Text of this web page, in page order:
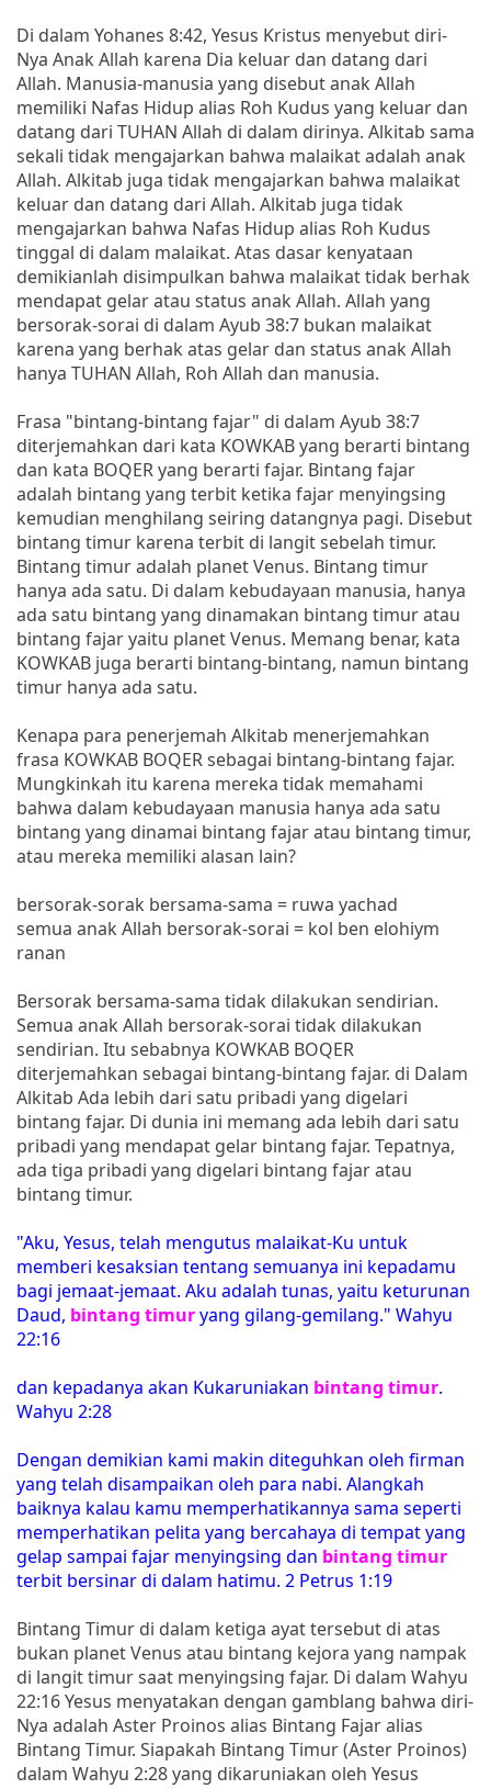
Di dalam Yohanes 8:42, Yesus Kristus menyebut diri-
Nya Anak Allah karena Dia keluar dan datang dari
Allah. Manusia-manusia yang disebut anak Allah
memiliki Nafas Hidup alias Roh Kudus yang keluar dan
datang dari TUHAN Allah di dalam dirinya. Alkitab sama
sekali tidak mengajarkan bahwa malaikat adalah anak
Allah. Alkitab juga tidak mengajarkan bahwa malaikat
keluar dan datang dari Allah. Alkitab juga tidak
mengajarkan bahwa Nafas Hidup alias Roh Kudus
tinggal di dalam malaikat. Atas dasar kenyataan
demikianlah disimpulkan bahwa malaikat tidak berhak
mendapat gelar atau status anak Allah. Allah yang
bersorak-sorai di dalam Ayub 38:7 bukan malaikat
karena yang berhak atas gelar dan status anak Allah
hanya TUHAN Allah, Roh Allah dan manusia.
Frasa "bintang-bintang fajar" di dalam Ayub 38:7
diterjemahkan dari kata KOWKAB yang berarti bintang
dan kata BOQER yang berarti fajar. Bintang fajar
adalah bintang yang terbit ketika fajar menyingsing
kemudian menghilang seiring datangnya pagi. Disebut
bintang timur karena terbit di langit sebelah timur.
Bintang timur adalah planet Venus. Bintang timur
hanya ada satu. Di dalam kebudayaan manusia, hanya
ada satu bintang yang dinamakan bintang timur atau
bintang fajar yaitu planet Venus. Memang benar, kata
KOWKAB juga berarti bintang-bintang, namun bintang
timur hanya ada satu.
Kenapa para penerjemah Alkitab menerjemahkan
frasa KOWKAB BOQER sebagai bintang-bintang fajar.
Mungkinkah itu karena mereka tidak memahami
bahwa dalam kebudayaan manusia hanya ada satu
bintang yang dinamai bintang fajar atau bintang timur,
atau mereka memiliki alasan lain?
bersorak-sorak bersama-sama = ruwa yachad
semua anak Allah bersorak-sorai = kol ben elohiym
ranan
Bersorak bersama-sama tidak dilakukan sendirian.
Semua anak Allah bersorak-sorai tidak dilakukan
sendirian. Itu sebabnya KOWKAB BOQER
diterjemahkan sebagai bintang-bintang fajar. di Dalam
Alkitab Ada lebih dari satu pribadi yang digelari
bintang fajar. Di dunia ini memang ada lebih dari satu
pribadi yang mendapat gelar bintang fajar. Tepatnya,
ada tiga pribadi yang digelari bintang fajar atau
bintang timur.
"Aku, Yesus, telah mengutus malaikat-Ku untuk
memberi kesaksian tentang semuanya ini kepadamu
bagi jemaat-jemaat. Aku adalah tunas, yaitu keturunan
Daud, bintang timuryang gilang-gemilang." Wahyu
22:16
dan kepadanya akan Kukaruniakan bintang timur.
Wahyu 2:28
Dengan demikian kami makin diteguhkan oleh firman
yang telah disampaikan oleh para nabi. Alangkah
baiknya kalau kamu memperhatikannya sama seperti
memperhatikan pelita yang bercahaya di tempat yang
gelap sampai fajar menyingsing dan bintang timur
terbit bersinar di dalam hatimu. 2 Petrus 1:19
Bintang Timur di dalam ketiga ayat tersebut di atas
bukan planet Venus atau bintang kejora yang nampak
di langit timur saat menyingsing fajar. Di dalam Wahyu
22:16 Yesus menyatakan dengan gamblang bahwa diri-
Nya adalah Aster Proinos alias Bintang Fajar alias
Bintang Timur. Siapakah Bintang Timur (Aster Proinos)
dalam Wahyu 2:28 yang dikaruniakan oleh Yesus